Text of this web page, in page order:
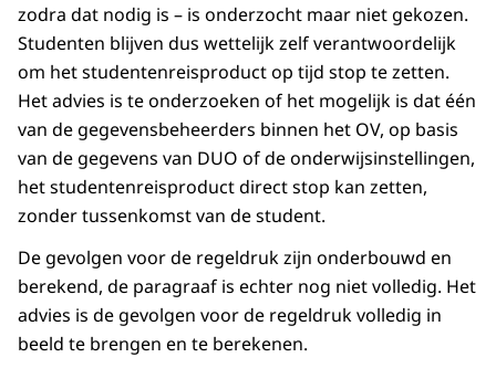
zodra dat nodig is – is onderzocht maar niet gekozen.
Studenten blijven dus wettelijk zelf verantwoordelijk
om het studentenreisproduct op tijd stop te zetten.
Het advies is te onderzoeken of het mogelijk is dat één
van de gegevensbeheerders binnen het OV, op basis
van de gegevens van DUO of de onderwijsinstellingen,
het studentenreisproduct direct stop kan zetten,
zonder tussenkomst van de student.
De gevolgen voor de regeldruk zijn onderbouwd en
berekend, de paragraaf is echter nog niet volledig. Het
advies is de gevolgen voor de regeldruk volledig in
beeld te brengen en te berekenen.